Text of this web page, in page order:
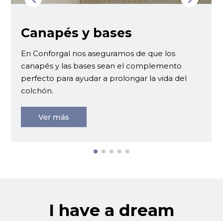
Canapés y bases
En Conforgal nos aseguramos de que los
canapés y las bases sean el complemento
perfecto para ayudar a prolongar la vida del
colchón.
Ver más
I have a dream